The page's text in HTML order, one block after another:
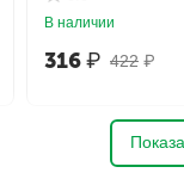
В наличии
422 ₽
316₽